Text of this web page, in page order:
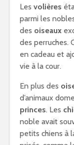
Les volières
parmi les
des oiseaux
des perruches.
en cadeau et
vie à la cour.
En plus des
d’animaux
princes. Les
noble avait
petits chiens à